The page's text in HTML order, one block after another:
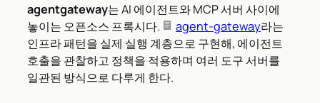
agentgateway는 AI 에이전트와 MCP 서버 사이에
놓이는 오픈소스 프록시다.
agent-gateway라는
인프라 패턴을 실제 실행 계층으로 구현해, 에이전트
호출을 관찰하고 정책을 적용하며 여러 도구 서버를
일관된 방식으로 다루게 한다.